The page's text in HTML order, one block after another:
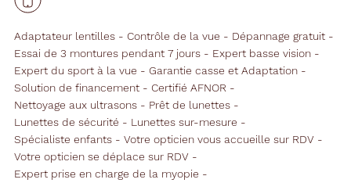
Adaptateur lentilles Contrôle de la vue
Dépannage gratuit
Essai de 3 montures pendant 7 jours
Expert basse vision
Expert du sport à la vue
Garantie casse et Adaptation
Solution de financement
Certifié AFNOR
Nettoyage aux ultrasons
Prêt de lunettes
Lunettes de sécurité
Lunettes sur-mesure
Spécialiste enfants
Votre opticien vous accueille sur RDV
Votre opticien se déplace sur RDV
Expert prise en charge de la myopie